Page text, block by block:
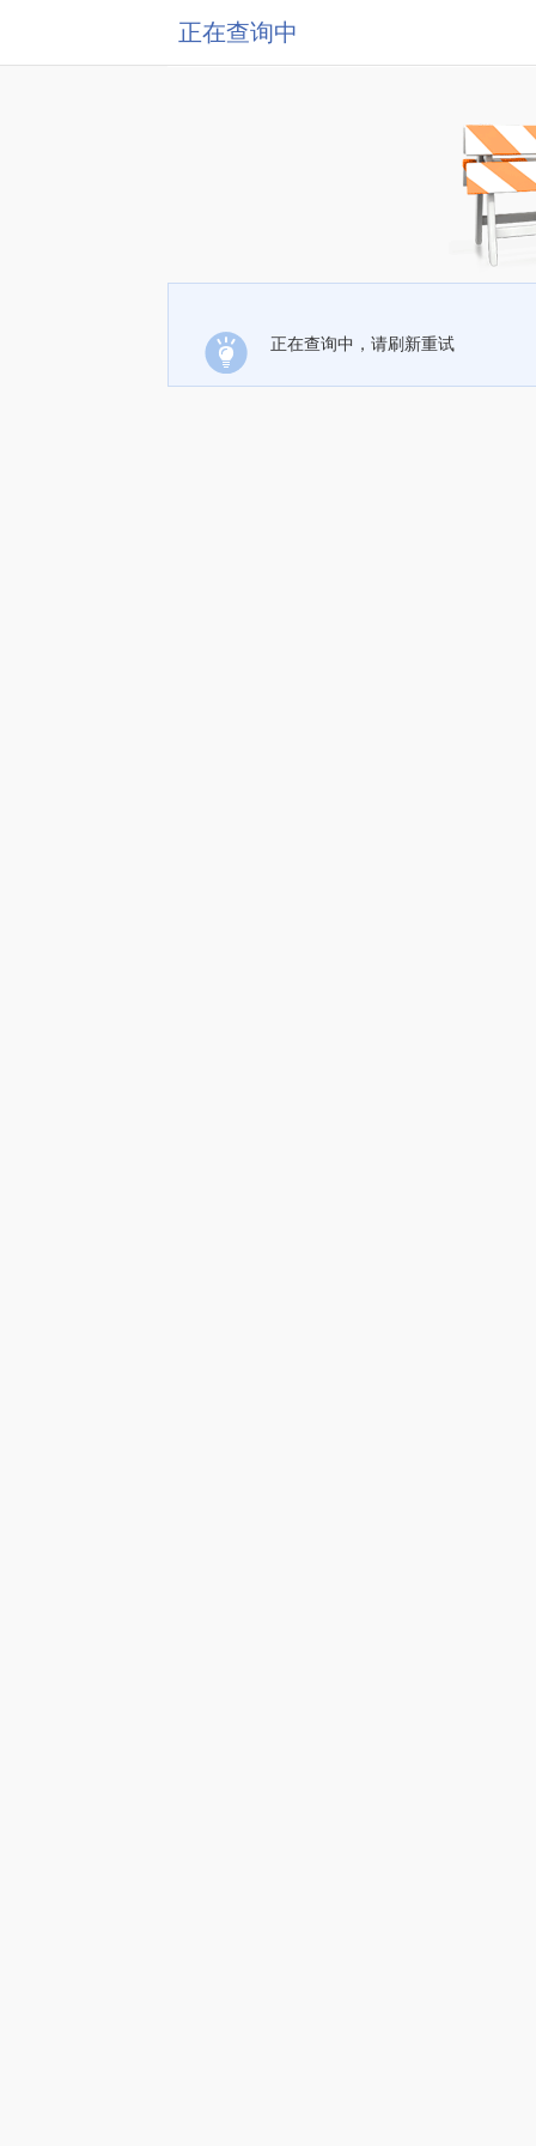
正在查询中
正在查询中，请刷新重试